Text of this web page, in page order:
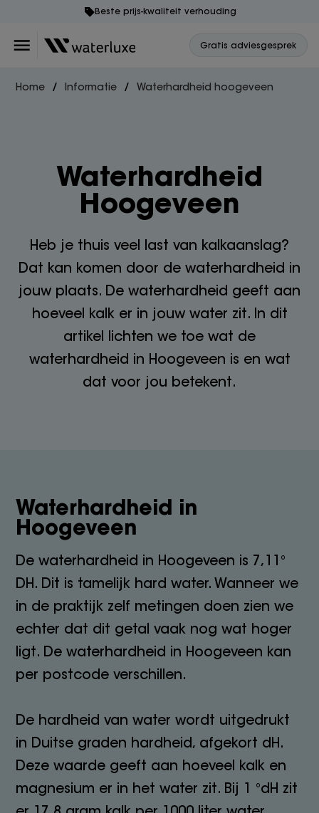
Beste prijs-kwaliteit verhouding
Gratis adviesgesprek
Home Informatie Waterhardheid hoogeveen
Waterhardheid
Hoogeveen
Heb je thuis veel last van kalkaanslag?
Dat kan komen door de waterhardheid in
jouw plaats. De waterhardheid geeft aan
hoeveel kalk er in jouw water zit. In dit
artikel lichten we toe wat de
waterhardheid in Hoogeveen is en wat
dat voor jou betekent.
Waterhardheid in
Hoogeveen
De waterhardheid in Hoogeveen is 7,11°
DH. Dit is tamelijk hard water. Wanneer we
in de praktijk zelf metingen doen zien we
echter dat dit getal vaak nog wat hoger
ligt. De waterhardheid in Hoogeveen kan
per postcode verschillen.
De hardheid van water wordt uitgedrukt
in Duitse graden hardheid, afgekort dH.
Deze waarde geeft aan hoeveel kalk en
magnesium er in het water zit. Bij 1 °dH zit